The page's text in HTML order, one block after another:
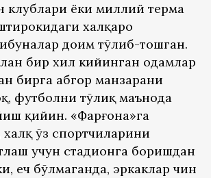
клублари ёки миллий терма
халқаро
доим тўлиб-тошган.
бир хил кийинган одамлар
бирга абгор манзарани
футболни тўлиқ маънода
қийин. «Фарғона»га
ўз спортчиларини
учун стадионга боришдан
ҳеч бўлмаганда, эркаклар чин